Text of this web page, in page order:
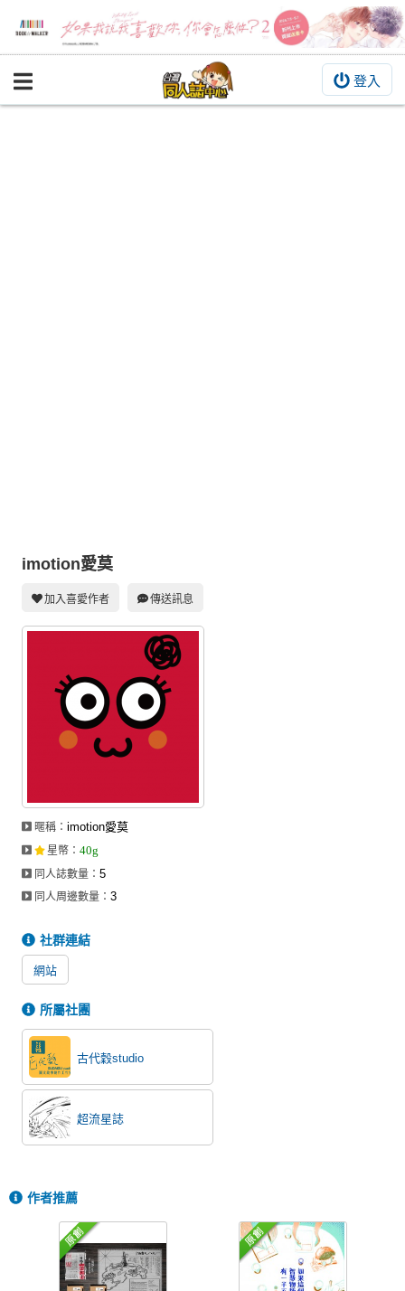
登入
BOOKY書集倉庫
交流中心
攤位轉讓區
會員功能選單
註冊會員
登入
imotion愛莫
加入喜愛作者 傳送訊息
暱稱：imotion愛莫
星幣 ：40g
同人誌數量：5
同人周邊數量：3
社群連結
網站
所屬社團
古代穀studio
超流星誌
作者推薦